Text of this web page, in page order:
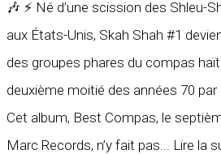
🎶 ⚡ Né d’une scission des Shleu-
aux États-Unis, Skah Shah #1
des groupes phares du compas
deuxième moitié des années 70
Cet album, Best Compas, le
Marc Records, n’y fait pas... Lire la